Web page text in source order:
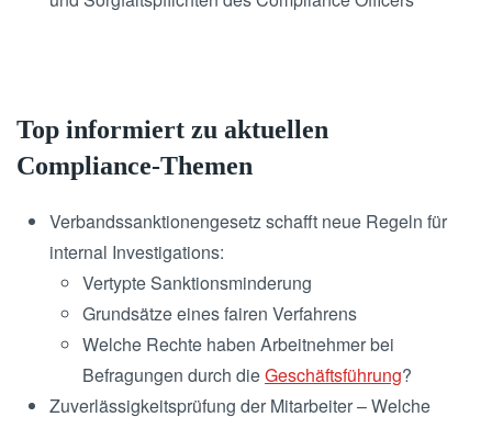
Top informiert zu aktuellen
Compliance-Themen
Verbandssanktionengesetz schafft neue Regeln für
internal Investigations:
Vertypte Sanktionsminderung
Grundsätze eines fairen Verfahrens
Welche Rechte haben Arbeitnehmer bei
Befragungen durch dieGeschäftsführung?
Zuverlässigkeitsprüfung der Mitarbeiter – Welche